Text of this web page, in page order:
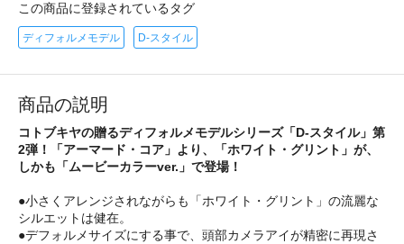
この商品に登録されているタグ
ディフォルメモデル D-スタイル
商品の説明
コトブキヤの贈るディフォルメモデルシリーズ「D-スタイル」第
2弾！「アーマード・コア」より、「ホワイト・グリント」が、
しかも「ムービーカラーver.」で登場！
●小さくアレンジされながらも「ホワイト・グリント」の流麗な
シルエットは健在。
●デフォルメサイズにする事で、頭部カメラアイが精密に再現さ